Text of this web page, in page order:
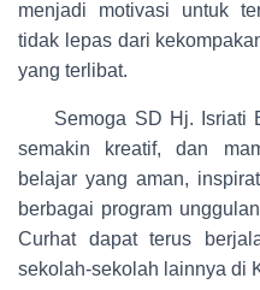
menjadi motivasi untuk
tidak lepas dari
yang terlibat.
Semoga SD Hj. Isriati
semakin kreatif, dan
belajar yang aman,
berbagai program
Curhat dapat terus
sekolah-sekolah lainnya di